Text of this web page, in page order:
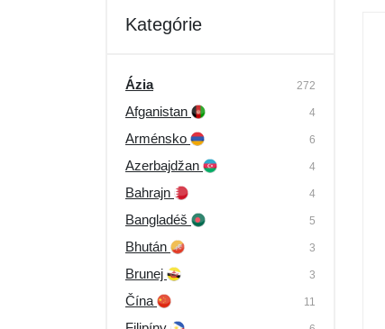
Ázia
Iné vlajky
Darčekové poukazy
Výpredaj
Kategórie
Ázia 272
Afganistan 4
Arménsko 6
Azerbajdžan 4
Bahrajn 4
Bangladéš 5
Bhután 3
Brunej 3
Čína 11